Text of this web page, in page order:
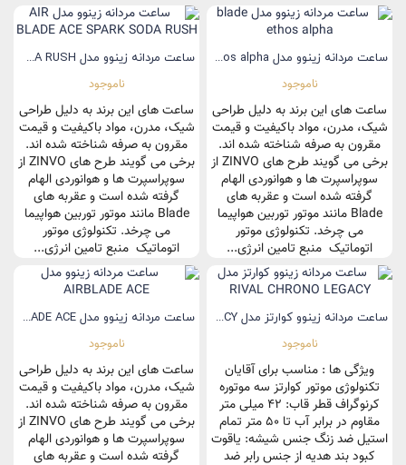
ساعت مردانه زینوو مدل blade ethos alpha
ناموجود
ساعت های این برند به دلیل طراحی
شیک، مدرن، مواد باکیفیت و قیمت
مقرون به صرفه شناخته شده اند.
برخی می گویند طرح های ZINVO از
سوپراسپرت ها و هوانوردی الهام
گرفته شده است و عقربه های
Blade مانند موتور توربین هواپیما
می چرخد. تکنولوژی موتور
اتوماتیک منبع تامین انرژی...
ساعت مردانه زینوو مدل AIR BLADE ACE SPARK SODA RUSH
ناموجود
ساعت های این برند به دلیل طراحی
شیک، مدرن، مواد باکیفیت و قیمت
مقرون به صرفه شناخته شده اند.
برخی می گویند طرح های ZINVO از
سوپراسپرت ها و هوانوردی الهام
گرفته شده است و عقربه های
Blade مانند موتور توربین هواپیما
می چرخد. تکنولوژی موتور
اتوماتیک منبع تامین انرژی...
ساعت مردانه زینوو کوارتز مدل RIVAL CHRONO LEGACY
ناموجود
ویژگی ها : مناسب برای آقایان
تکنولوژی موتور کوارتز سه موتوره
کرنوگراف قطر قاب: 42 میلی متر
مقاوم در برابر آب تا 50 متر تمام
استیل ضد زنگ جنس شیشه: یاقوت
کبود بند هدیه از جنس رابر ضد
ساعت مردانه زینوو مدل AIRBLADE ACE
ناموجود
ساعت های این برند به دلیل طراحی
شیک، مدرن، مواد باکیفیت و قیمت
مقرون به صرفه شناخته شده اند.
برخی می گویند طرح های ZINVO از
سوپراسپرت ها و هوانوردی الهام
گرفته شده است و عقربه های